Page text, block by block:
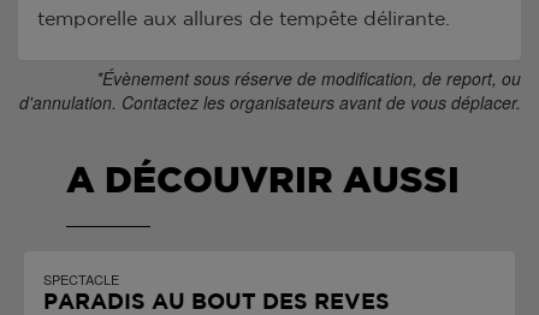
temporelle aux allures de tempête délirante.
*Évènement sous réserve de modification, de report, ou
d'annulation. Contactez les organisateurs avant de vous déplacer.
A DÉCOUVRIR AUSSI
SPECTACLE
PARADIS AU BOUT DES RÊVES